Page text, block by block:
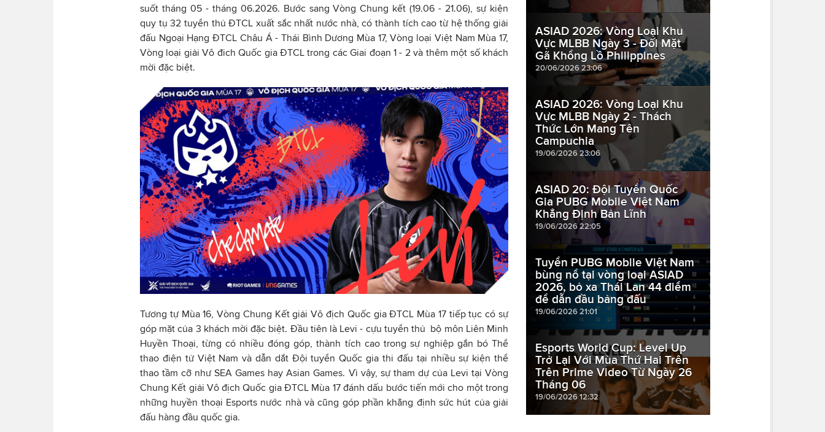
suốt tháng 05 - tháng 06.2026. Bước sang Vòng Chung kết (19.06 - 21.06), sự kiện
quy tụ 32 tuyển thủ ĐTCL xuất sắc nhất nước nhà, có thành tích cao từ hệ thống giải
đấu Ngoại Hạng ĐTCL Châu Á - Thái Bình Dương Mùa 17, Vòng loại Việt Nam Mùa 17,
Vòng loại giải Vô đich Quốc gia ĐTCL trong các Giai đoạn 1 - 2 và thêm một số khách
mời đặc biệt.
Tương tự Mùa 16, Vòng Chung Kết giải Vô địch Quốc gia ĐTCL Mùa 17 tiếp tục có sự
góp mặt của 3 khách mời đặc biệt. Đầu tiên là Levi - cựu tuyển thủ bộ môn Liên Minh
Huyền Thoại, từng có nhiều đóng góp, thành tích cao trong sự nghiệp gắn bó Thể
thao điện tử Việt Nam và dẫn dắt Đội tuyển Quốc gia thi đấu tại nhiều sự kiện thể
thao tầm cỡ như SEA Games hay Asian Games. Vì vậy, sự tham dự của Levi tại Vòng
Chung Kết giải Vô địch Quốc gia ĐTCL Mùa 17 đánh dấu bước tiến mới cho một trong
những huyền thoại Esports nước nhà và cũng góp phần khẳng định sức hút của giải
đấu hàng đầu quốc gia.
ASIAD 2026: Vòng Loại Khu
Vực MLBB Ngày 3 - Đối Mặt
Gã Khổng Lồ Philippines
20/06/2026 23:06
ASIAD 2026: Vòng Loại Khu
Vực MLBB Ngày 2 - Thách
Thức Lớn Mang Tên
Campuchia
19/06/2026 23:06
ASIAD 20: Đội Tuyển Quốc
Gia PUBG Mobile Việt Nam
Khẳng Định Bản Lĩnh
19/06/2026 22:05
Tuyển PUBG Mobile Việt Nam
bùng nổ tại vòng loại ASIAD
2026, bỏ xa Thái Lan 44 điểm
để dẫn đầu bảng đấu
19/06/2026 21:01
Esports World Cup: Level Up
Trở Lại Với Mùa Thứ Hai Trên
Trên Prime Video Từ Ngày 26
Tháng 06
19/06/2026 12:32